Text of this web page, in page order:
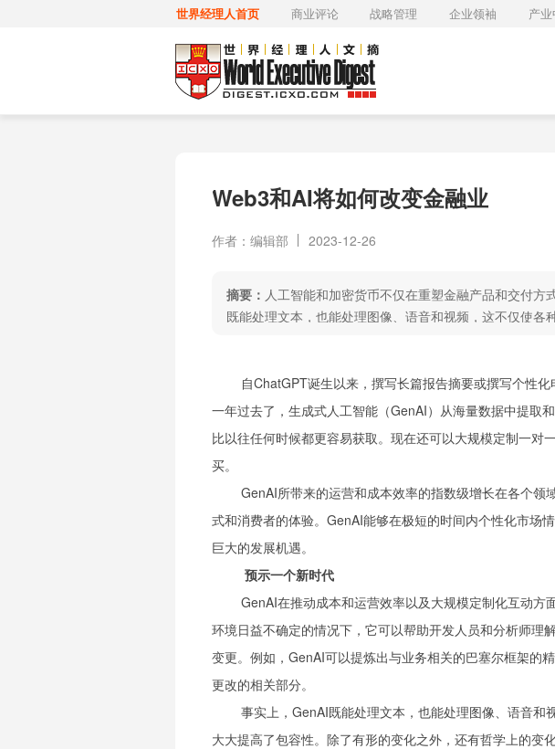
世界经理人首页 商业评论 战略管理 企业领袖 产
Web3和AI将如何改变金融业
作者：编辑部 2023-12-26
摘要： 人工智能和加密货币不仅在重塑金融产品和交付方
既能处理文本，也能处理图像、语音和视频，这不仅使各
自ChatGPT诞生以来，撰写长篇报告摘要或撰写个性化
一年过去了，生成式人工智能（GenAI）从海量数据中提取
比以往任何时候都更容易获取。现在还可以大规模定制一对
买。
GenAI所带来的运营和成本效率的指数级增长在各个领
式和消费者的体验。GenAI能够在极短的时间内个性化市场
巨大的发展机遇。
预示一个新时代
GenAI在推动成本和运营效率以及大规模定制化互动方
环境日益不确定的情况下，它可以帮助开发人员和分析师理
变更。例如，GenAI可以提炼出与业务相关的巴塞尔框架的
更改的相关部分。
事实上，GenAI既能处理文本，也能处理图像、语音和
大大提高了包容性。除了有形的变化之外，还有哲学上的变